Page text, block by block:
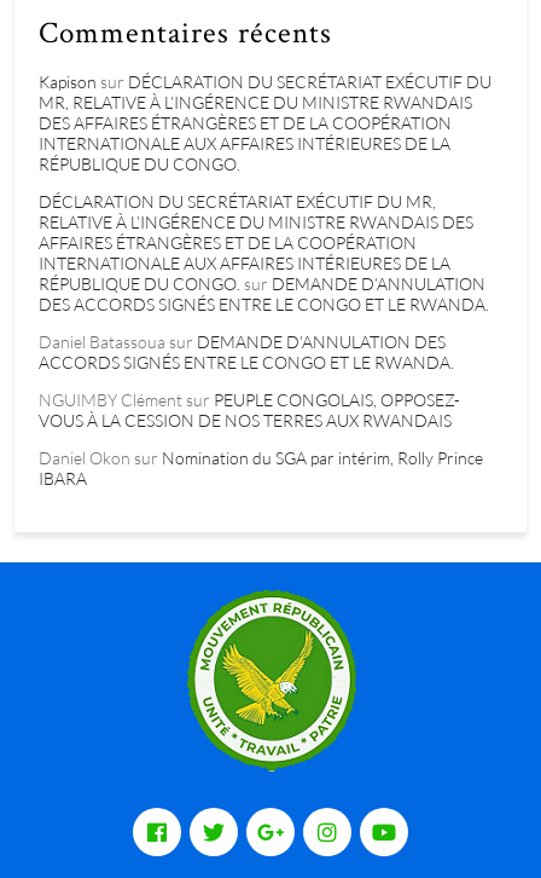
Commentaires récents
Kapison sur DÉCLARATION DU SECRÉTARIAT EXÉCUTIF DU
MR, RELATIVE À L’INGÉRENCE DU MINISTRE RWANDAIS
DES AFFAIRES ÉTRANGÈRES ET DE LA COOPÉRATION
INTERNATIONALE AUX AFFAIRES INTÉRIEURES DE LA
RÉPUBLIQUE DU CONGO.
DÉCLARATION DU SECRÉTARIAT EXÉCUTIF DU MR,
RELATIVE À L’INGÉRENCE DU MINISTRE RWANDAIS DES
AFFAIRES ÉTRANGÈRES ET DE LA COOPÉRATION
INTERNATIONALE AUX AFFAIRES INTÉRIEURES DE LA
RÉPUBLIQUE DU CONGO. sur DEMANDE D’ANNULATION
DES ACCORDS SIGNÉS ENTRE LE CONGO ET LE RWANDA.
Daniel Batassoua sur DEMANDE D’ANNULATION DES
ACCORDS SIGNÉS ENTRE LE CONGO ET LE RWANDA.
NGUIMBY Clément sur PEUPLE CONGOLAIS, OPPOSEZ-
VOUS À LA CESSION DE NOS TERRES AUX RWANDAIS
Daniel Okon sur Nomination du SGA par intérim, Rolly Prince
IBARA